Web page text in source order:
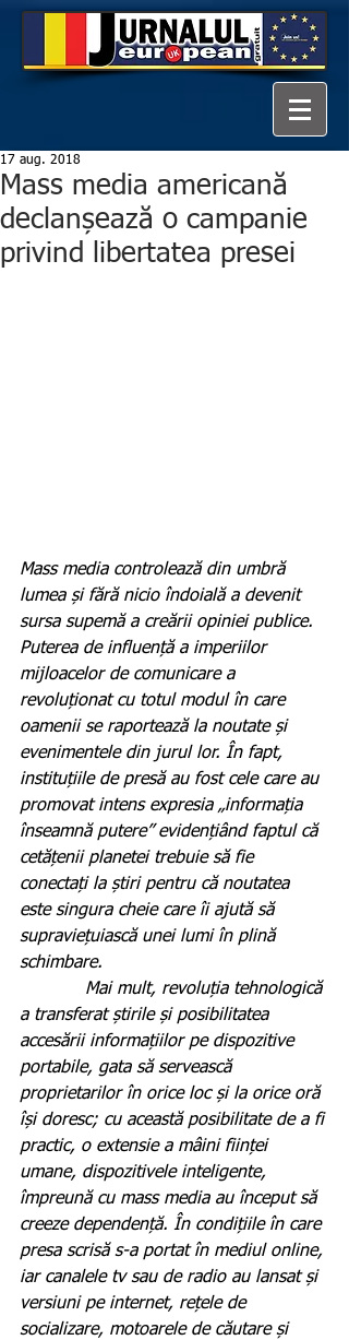
Mass media americană
declanșează o campanie
privind libertatea presei
17 aug. 2018
Mass media controlează din umbră
lumea și fără nicio îndoială a devenit
sursa supemă a creării opiniei publice.
Puterea de influență a imperiilor
mijloacelor de comunicare a
revoluționat cu totul modul în care
oamenii se raportează la noutate și
evenimentele din jurul lor. În fapt,
instituțiile de presă au fost cele care au
promovat intens expresia „informația
înseamnă putere” evidențiând faptul că
cetățenii planetei trebuie să fie
conectați la știri pentru că noutatea
este singura cheie care îi ajută să
supraviețuiască unei lumi în plină
schimbare.
a transferat știrile și posibilitatea
accesării informațiilor pe dispozitive
portabile, gata să servească
proprietarilor în orice loc și la orice oră
își doresc; cu această posibilitate de a fi
practic, o extensie a mâini ființei
umane, dispozitivele inteligente,
împreună cu mass media au început să
creeze dependență. În condițiile în care
presa scrisă s-a portat în mediul online,
iar canalele tv sau de radio au lansat și
versiuni pe internet, rețele de
socializare, motoarele de căutare și